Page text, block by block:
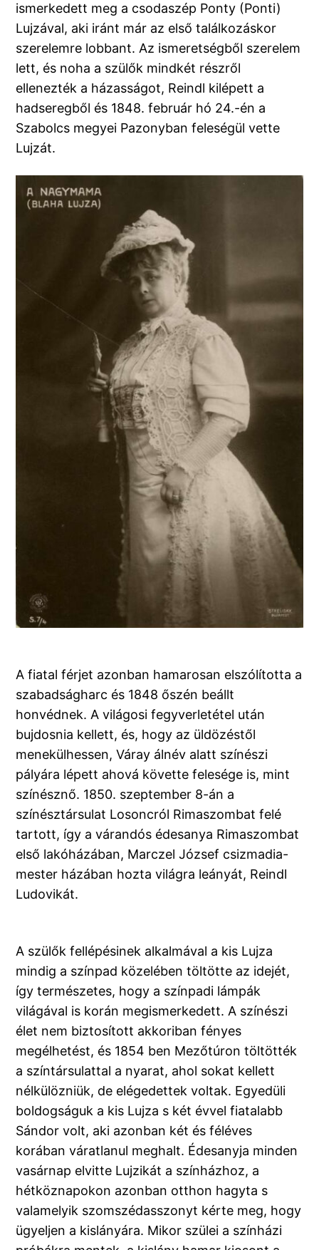
ismerkedett meg a csodaszép Ponty (Ponti)
Lujzával, aki iránt már az első találkozáskor
szerelemre lobbant. Az ismeretségből szerelem
lett, és noha a szülők mindkét részről
ellenezték a házasságot, Reindl kilépett a
hadseregből és 1848. február hó 24.-én a
Szabolcs megyei Pazonyban feleségül vette
Lujzát.
A fiatal férjet azonban hamarosan elszólította a
szabadságharc és 1848 őszén beállt
honvédnek. A világosi fegyverletétel után
bujdosnia kellett, és, hogy az üldözéstől
menekülhessen, Váray álnév alatt színészi
pályára lépett ahová követte felesége is, mint
színésznő. 1850. szeptember 8-án a
színésztársulat Losoncról Rimaszombat felé
tartott, így a várandós édesanya Rimaszombat
első lakóházában, Marczel József csizmadia-
mester házában hozta világra leányát, Reindl
Ludovikát.
A szülők fellépésinek alkalmával a kis Lujza
mindig a színpad közelében töltötte az idejét,
így természetes, hogy a színpadi lámpák
világával is korán megismerkedett. A színészi
élet nem biztosított akkoriban fényes
megélhetést, és 1854 ben Mezőtúron töltötték
a színtársulattal a nyarat, ahol sokat kellett
nélkülözniük, de elégedettek voltak. Egyedüli
boldogságuk a kis Lujza s két évvel fiatalabb
Sándor volt, aki azonban két és féléves
korában váratlanul meghalt. Édesanyja minden
vasárnap elvitte Lujzikát a színházhoz, a
hétköznapokon azonban otthon hagyta s
valamelyik szomszédasszonyt kérte meg, hogy
ügyeljen a kislányára. Mikor szülei a színházi